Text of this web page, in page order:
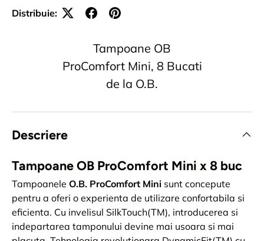
Distribuie:
Tampoane OB
ProComfort Mini, 8 Bucati
de la O.B.
Descriere
Tampoane OB ProComfort Mini x 8 buc
Tampoanele O.B. ProComfort Mini sunt concepute
pentru a oferi o experienta de utilizare confortabila si
eficienta. Cu invelisul SilkTouch(TM), introducerea si
indepartarea tamponului devine mai usoara si mai